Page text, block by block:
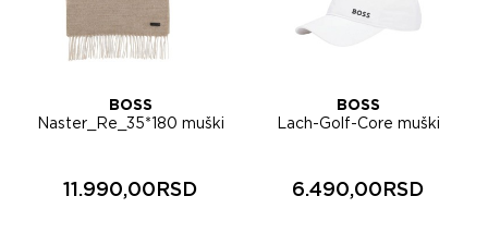
BOSS
Naster_Re_35*180 muški
11.990,00RSD
BOSS
Lach-Golf-Core muški
6.490,00RSD